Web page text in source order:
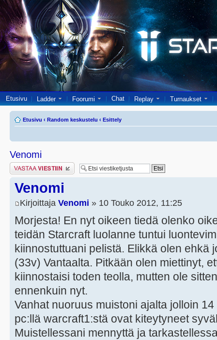
Etusivu Ladder Foorumi Chat Replay Turnaukset
Etusivu ‹ Random keskustelu ‹ Esittely
Venomi
Lähetä vastaus
Venomi
Kirjoittaja Venomi » 10 Touko 2012, 11:25
Morjesta! En nyt oikeen tiedä olenko
teidän Starcraft luolanne tuntui
kiinnostuttuani pelistä. Elikkä olen ehkä
(33v) Vantaalta. Pitkään olen miettinyt,
kiinnostaisi toden teolla, mutten ole
ennenkuin nyt.
Vanhat nuoruus muistoni ajalta jolloin
pc:llä warcraft1:stä ovat kiteytyneet
Muistellessani mennyttä ja